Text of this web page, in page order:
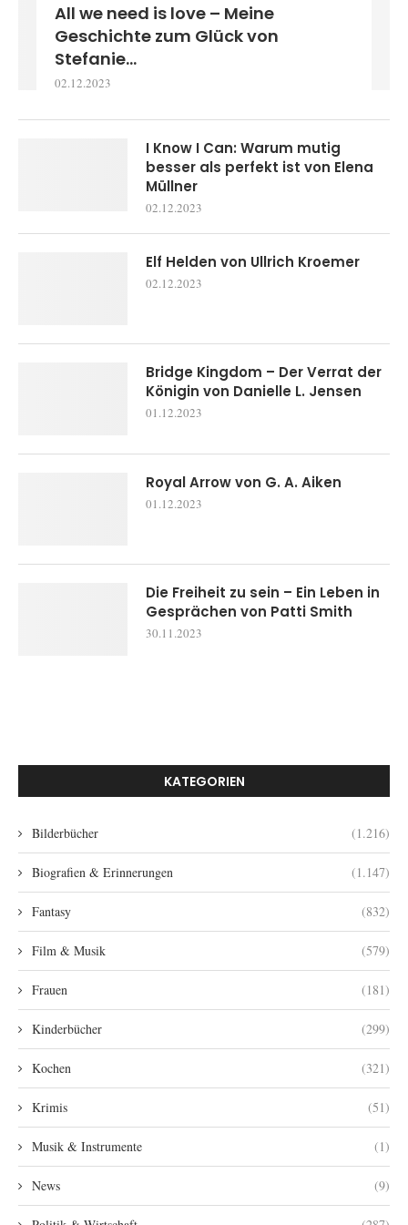
All we need is love – Meine
Geschichte zum Glück von
Stefanie...
02.12.2023
I Know I Can: Warum mutig
besser als perfekt ist von Elena
Müllner
02.12.2023
Elf Helden von Ullrich Kroemer
02.12.2023
Bridge Kingdom – Der Verrat der
Königin von Danielle L. Jensen
01.12.2023
Royal Arrow von G. A. Aiken
01.12.2023
Die Freiheit zu sein – Ein Leben in
Gesprächen von Patti Smith
30.11.2023
KATEGORIEN
Bilderbücher (1.216)
Biografien & Erinnerungen (1.147)
Fantasy (832)
Film & Musik (579)
Frauen (181)
Kinderbücher (299)
Kochen (321)
Krimis (51)
Musik & Instrumente (1)
News (9)